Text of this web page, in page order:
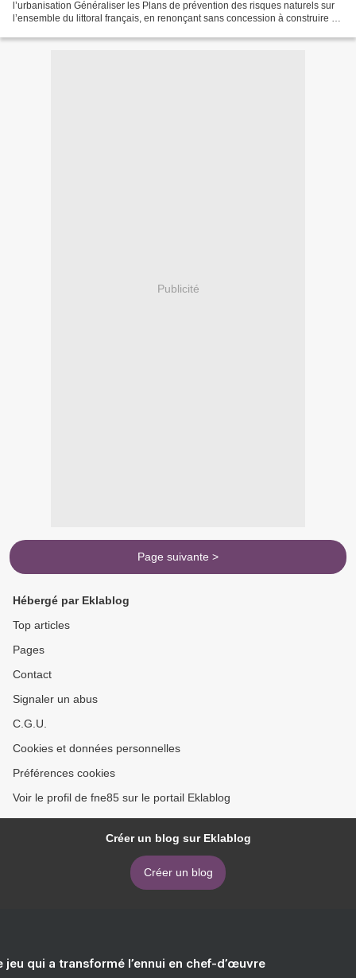
l’urbanisation Généraliser les Plans de prévention des risques naturels sur
l’ensemble du littoral français, en renonçant sans concession à construire en
Publicité
Page suivante >
Hébergé par Eklablog
Top articles
Pages
Contact
Signaler un abus
C.G.U.
Cookies et données personnelles
Préférences cookies
Voir le profil de fne85 sur le portail Eklablog
Créer un blog sur Eklablog
Créer un blog
jeu qui a transformé l’ennui en chef-d’œuvre